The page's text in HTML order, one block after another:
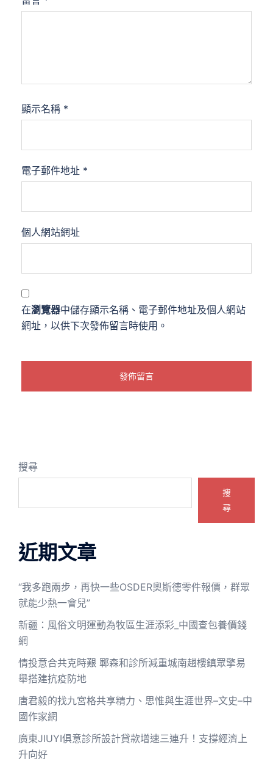
顯示名稱 *
電子郵件地址 *
個人網站網址
在瀏覽器中儲存顯示名稱、電子郵件地址及個人網站
網址，以供下次發佈留言時使用。
搜尋
搜
尋
近期文章
“我多跑兩步，再快一些OSDER奧斯德零件報價，群眾
就能少熱一會兒”
新疆：風俗文明運動為牧區生涯添彩_中國查包養價錢
網
情投意合共克時艱 鄆森和診所減重城南趙樓鎮眾擎易
舉搭建抗疫防地
唐君毅的找九宮格共享精力、思惟與生涯世界–文史–中
國作家網
廣東JIUYI俱意診所設計貸款增速三連升！支撐經濟上
升向好